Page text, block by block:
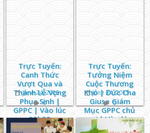
Trực Tuyến:
Canh Thức
Vượt Qua và
Thánh Lễ Vọng
Phục Sinh |
GPPC | Vào lúc
20h00
June 24, 2015
0
Trực Tuyến:
Tưởng Niệm
Cuộc Thương
Khó | Đức Cha
Giuse Giám
Mục GPPC chủ
sự | Vào lúc
17h30
June 24, 2015
0